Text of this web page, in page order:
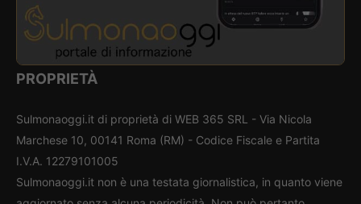
PROPRIETÀ
Sulmonaoggi.it di proprietà di WEB 365 SRL - Via Nicola
Marchese 10, 00141 Roma (RM) - Codice Fiscale e Partita
I.V.A. 12279101005
Sulmonaoggi.it non è una testata giornalistica, in quanto viene